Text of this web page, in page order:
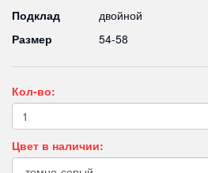
Подклад
двойной
Размер
54-58
Кол-во:
Цвет в наличии: